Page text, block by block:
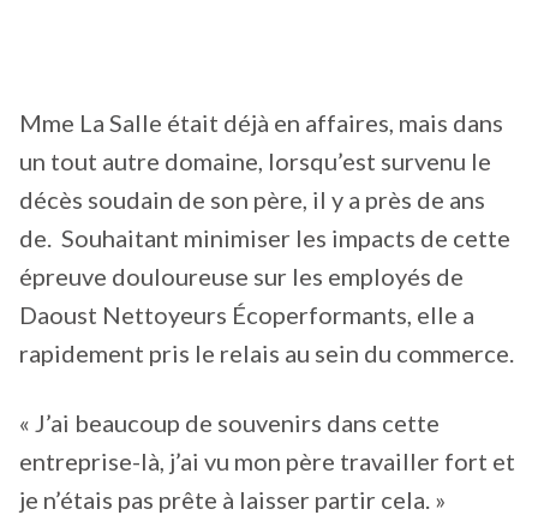
Mme La Salle était déjà en affaires, mais dans
un tout autre domaine, lorsqu’est survenu le
décès soudain de son père, il y a près de ans
de. Souhaitant minimiser les impacts de cette
épreuve douloureuse sur les employés de
Daoust Nettoyeurs Écoperformants, elle a
rapidement pris le relais au sein du commerce.
« J’ai beaucoup de souvenirs dans cette
entreprise-là, j’ai vu mon père travailler fort et
je n’étais pas prête à laisser partir cela. »